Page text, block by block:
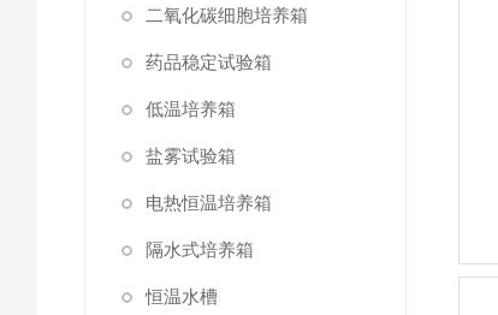
二氧化碳细胞培养箱
药品稳定试验箱
低温培养箱
盐雾试验箱
电热恒温培养箱
隔水式培养箱
恒温水槽